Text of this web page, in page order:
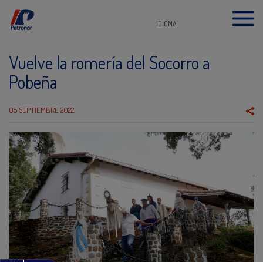
IDIOMA
Vuelve la romería del Socorro a
Pobeña
08 SEPTIEMBRE 2022